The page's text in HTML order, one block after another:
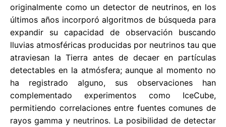
originalmente como un detector de neutrinos, en los
últimos años incorporó algoritmos de búsqueda para
expandir su capacidad de observación buscando
lluvias atmosféricas producidas por neutrinos tau que
atraviesan la Tierra antes de decaer en partículas
detectables en la atmósfera; aunque al momento no
ha registrado alguno, sus observaciones han
complementado experimentos como IceCube,
permitiendo correlaciones entre fuentes comunes de
rayos gamma y neutrinos. La posibilidad de detectar